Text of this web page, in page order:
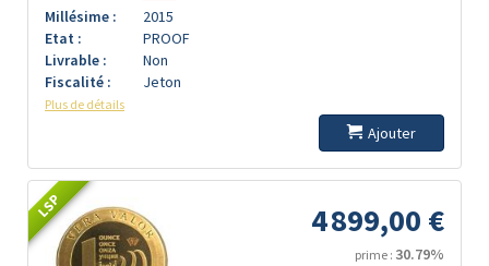
Millésime :
2015
Etat :
PROOF
Livrable :
Non
Fiscalité :
Jeton
Plus de détails
Ajouter
LSP 4 899,00 €
prime : 30.79%